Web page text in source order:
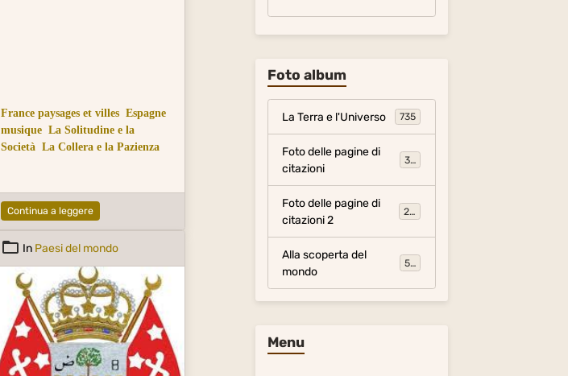
France paysages et villes Espagne
musique La Solitudine e la
Società La Collera e la Pazienza
Continua a leggere
In Paesi del mondo
Foto album
La Terra e l'Universo 735
Foto delle pagine di
citazioni
317
Foto delle pagine di
citazioni 2
281
Alla scoperta del
mondo
54
Menu